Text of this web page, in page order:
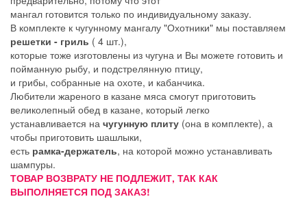
мангал готовится только по индивидуальному заказу.
В комплекте к чугунному мангалу "Охотники" мы поставляем
решетки - гриль ( 4 шт.),
которые тоже изготовлены из чугуна и Вы можете готовить и
пойманную рыбу, и подстрелянную птицу,
и грибы, собранные на охоте, и кабанчика.
Любители жареного в казане мяса смогут приготовить
великолепный обед в казане, который легко
устанавливается на чугунную плиту (она в комплекте), а
чтобы приготовить шашлыки,
есть рамка-держатель, на которой можно устанавливать
шампуры.
ТОВАР ВОЗВРАТУ НЕ ПОДЛЕЖИТ, ТАК КАК
ВЫПОЛНЯЕТСЯ ПОД ЗАКАЗ!